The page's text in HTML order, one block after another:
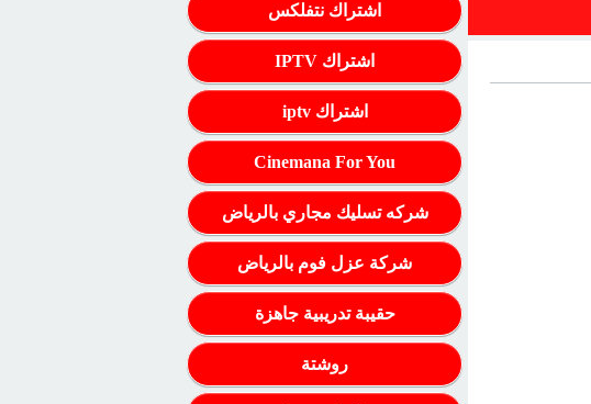
اشتراك نتفلكس
اشتراك IPTV
اشتراك iptv
Cinemana For You
شركه تسليك مجاري بالرياض
شركة عزل فوم بالرياض
حقيبة تدريبية جاهزة
روشتة